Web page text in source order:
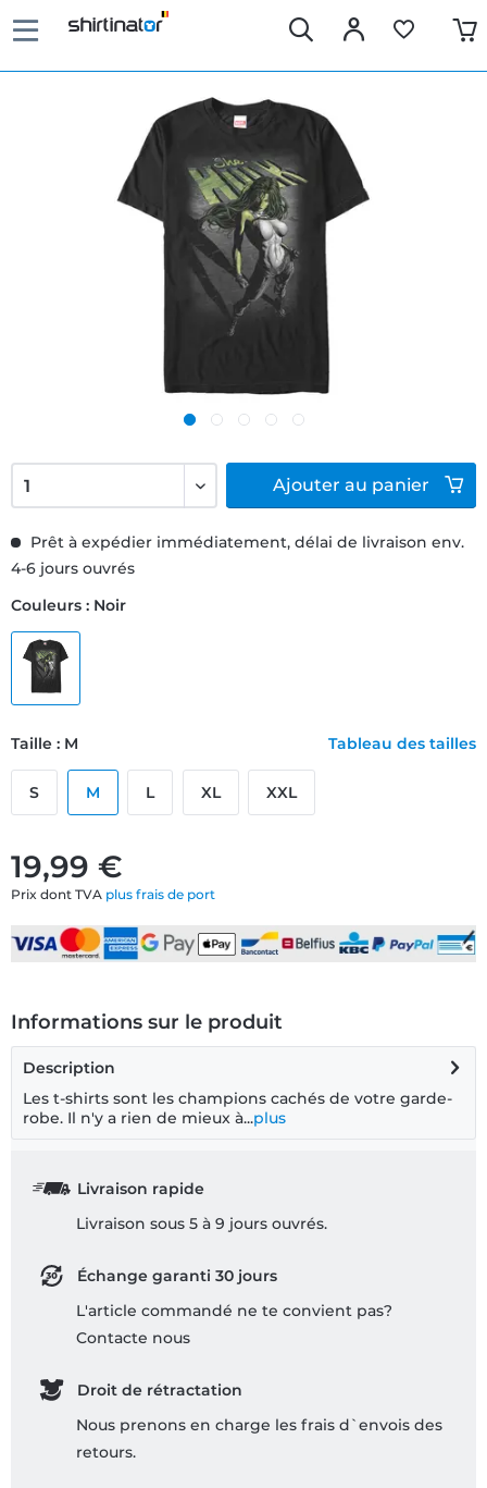
19,99 €
Prix dont TVA plus frais de port
Prêt à expédier immédiatement, délai de livraison env.
4-6 jours ouvrés
Couleurs : Noir
Taille : M Tableau des tailles
S M L XL XXL
Ajouter au panier
Informations sur le produit
Description
Les t-shirts sont les champions cachés de votre garde-
robe. Il n'y a rien de mieux à...plus
Livraison rapide
Livraison sous 5 à 9 jours ouvrés.
Échange garanti 30 jours
L'article commandé ne te convient pas?
Contacte nous
Droit de rétractation
Nous prenons en charge les frais d`envois des
retours.